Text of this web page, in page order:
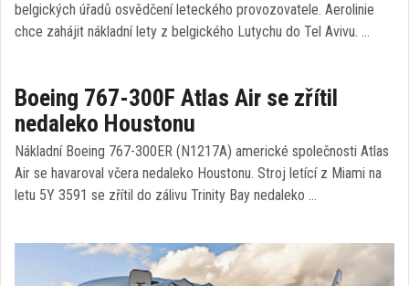
belgických úřadů osvědčení leteckého provozovatele. Aerolinie
chce zahájit nákladní lety z belgického Lutychu do Tel Avivu. …
Boeing 767-300F Atlas Air se zřítil
nedaleko Houstonu
Nákladní Boeing 767-300ER (N1217A) americké společnosti Atlas
Air se havaroval včera nedaleko Houstonu. Stroj letící z Miami na
letu 5Y 3591 se zřítil do zálivu Trinity Bay nedaleko …